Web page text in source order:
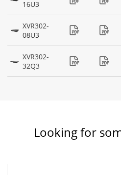
16U3
XVR302-
08U3
XVR302-
32Q3
Looking for